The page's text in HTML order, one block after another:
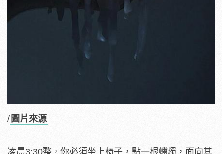
/ 圖片來源
凌晨3:30整，你必須坐上椅子，點一根蠟燭，面向其